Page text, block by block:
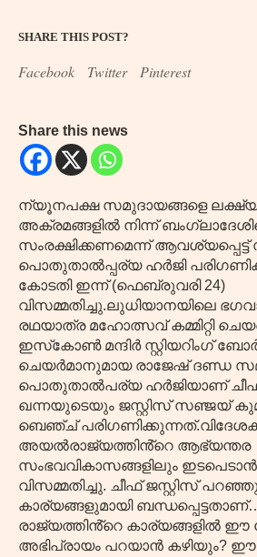
SHARE THIS POST?
Facebook Twitter Pinterest
Share this news
ന്യൂനപക്ഷ സമുദായങ്ങളെ
അക്രമങ്ങളിൽ നിന്ന്
സംരക്ഷിക്കണമെന്ന് ആവശ്യപ്പെട്ട്
പൊതുതാൽപ്പര്യ ഹർജി
കോടതി ഇന്ന് (ഫെബ്രുവരി 24)
വിസമ്മതിച്ചു.ലുധിയാനയിലെ
രഥയാത്ര മഹോത്സവ് കമ്മിറ്റി
ഇസ്‌കോൺ മന്ദിർ സ്റ്റിയറിംഗ്
ചെയർമാനുമായ രാജേഷ് ദണ്ഡ
പൊതുതാൽപര്യ ഹർജിയാണ് ചീഫ്
ഖന്നയുടെയും ജസ്റ്റിസ് സഞ്ജയ്
ബെഞ്ച്
അയൽരാജ്യത്തിൻ്റെ ആഭ്യന്തര
സംഭവവികാസങ്ങളിലും
വിസമ്മതിച്ചു. ചീഫ് ജസ്റ്റിസ്
കാര്യങ്ങളുമായി
രാജ്യത്തിൻ്റെ കാര്യങ്ങളിൽ ഈ
അഭിപ്രായം പറയാൻ കഴിയും? ഈ